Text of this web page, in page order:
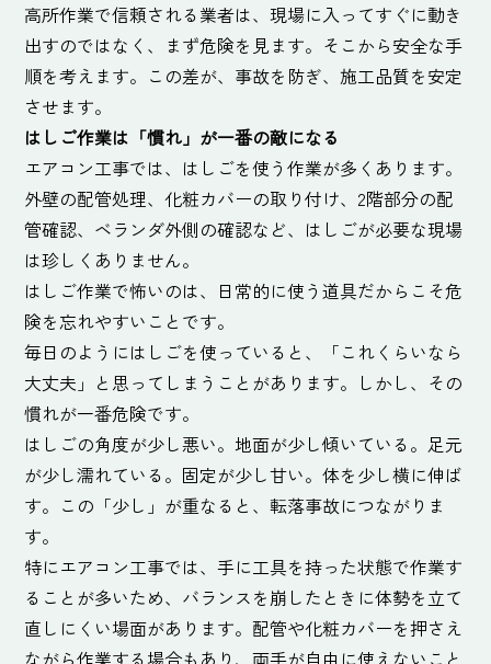
高所作業で信頼される業者は、現場に入ってすぐに動き
出すのではなく、まず危険を見ます。そこから安全な手
順を考えます。この差が、事故を防ぎ、施工品質を安定
させます。
はしご作業は「慣れ」が一番の敵になる
エアコン工事では、はしごを使う作業が多くあります。
外壁の配管処理、化粧カバーの取り付け、2階部分の配
管確認、ベランダ外側の確認など、はしごが必要な現場
は珍しくありません。
はしご作業で怖いのは、日常的に使う道具だからこそ危
険を忘れやすいことです。
毎日のようにはしごを使っていると、「これくらいなら
大丈夫」と思ってしまうことがあります。しかし、その
慣れが一番危険です。
はしごの角度が少し悪い。地面が少し傾いている。足元
が少し濡れている。固定が少し甘い。体を少し横に伸ば
す。この「少し」が重なると、転落事故につながりま
す。
特にエアコン工事では、手に工具を持った状態で作業す
ることが多いため、バランスを崩したときに体勢を立て
直しにくい場面があります。配管や化粧カバーを押さえ
ながら作業する場合もあり、両手が自由に使えないこと